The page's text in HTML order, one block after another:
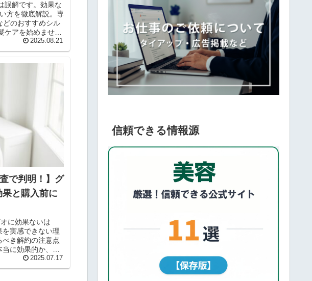
誤解です。効果な
方を徹底解説。専
どのおすすめシル
アを始めません
2025.08.21
で判明！】グ
と購入前に
に効果ないは
実感できない理
き解約の注意点
に効果的か、こ
2025.07.17
信頼できる情報源